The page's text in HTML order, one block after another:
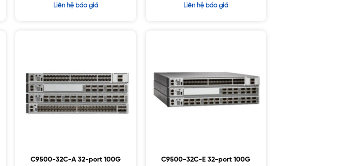
Được xếp
Liên hệ báo giá
Được xếp
Liên hệ báo giá
C9500-32C-A 32-port 100G
C9500-32C-E 32-port 100G